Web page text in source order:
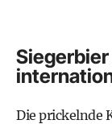
Die prickelnde